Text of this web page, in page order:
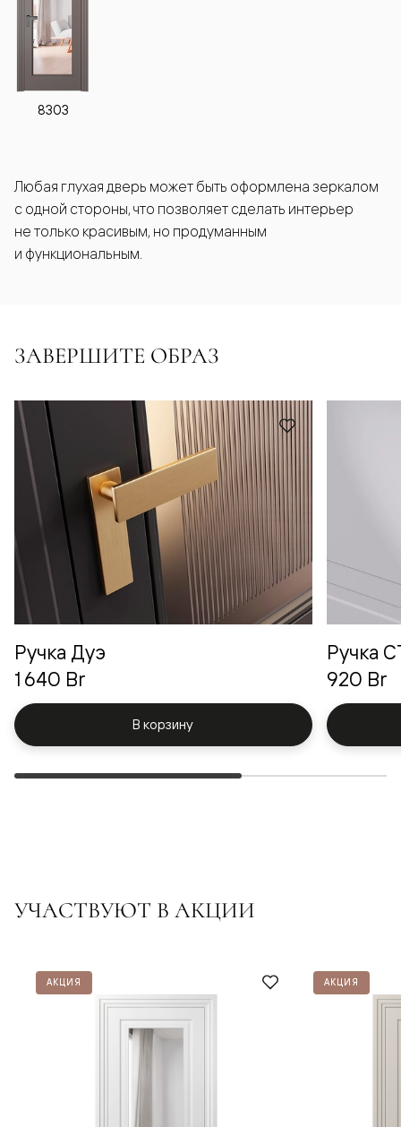
8303
Любая глухая дверь может быть оформлена зеркалом
с одной стороны, что позволяет сделать интерьер
не только красивым, но продуманным
и функциональным.
ЗАВЕРШИТЕ ОБРАЗ
Ручка Дуэ
1 640 Br
В корзину
Ручка
920 Br
УЧАСТВУЮТ В АКЦИИ
АКЦИЯ АКЦИЯ